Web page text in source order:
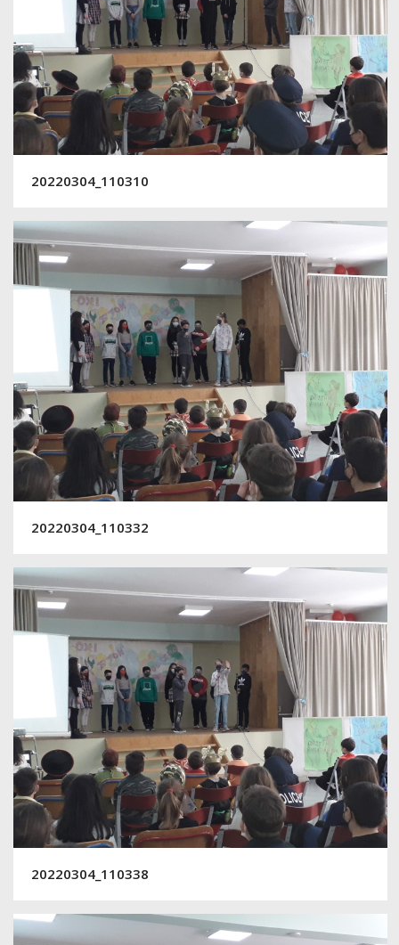
20220304_110310
20220304_110332
20220304_110338